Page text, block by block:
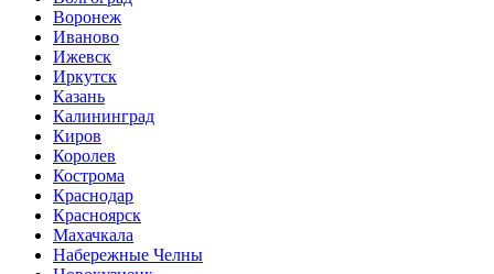
Воронеж
Иваново
Ижевск
Иркутск
Казань
Калининград
Киров
Королев
Кострома
Краснодар
Красноярск
Махачкала
Набережные Челны